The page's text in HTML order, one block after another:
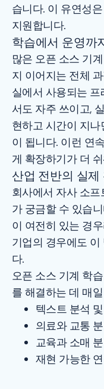
습니다. 이 유연성
지원합니다.
학습에서 운영까
많은 오픈 소스 기
지 이어지는 전체
실에서 사용되는
서도 자주 쓰이고,
현하고 시간이 지
이 됩니다. 이런 연
게 확장하기가 더
산업 전반의 실제
회사에서 자사 소
가 궁금할 수 있습
이 여전히 있는 경
기업의 경우에도
다.
오픈 소스 기계 학
를 해결하는 데 매
텍스트 분석
의료와 교통
교육과 소매
재현 가능한